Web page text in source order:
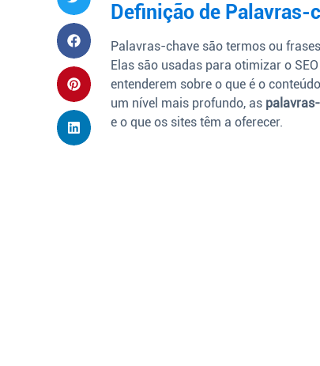
Definição de Palavras-
Palavras-chave são termos ou
Elas são usadas para otimizar o
entenderem sobre o que é o
um nível mais profundo, as
e o que os sites têm a oferecer.